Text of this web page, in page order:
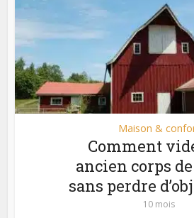
Maison &
Comment
ancien corps
sans perdre
10 mois